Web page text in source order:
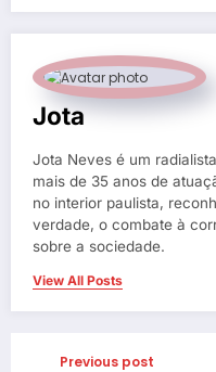
Jota
Jota Neves é um
mais de 35 anos de
no interior paulista,
verdade, o combate à
sobre a sociedade.
View All Posts
Previous post